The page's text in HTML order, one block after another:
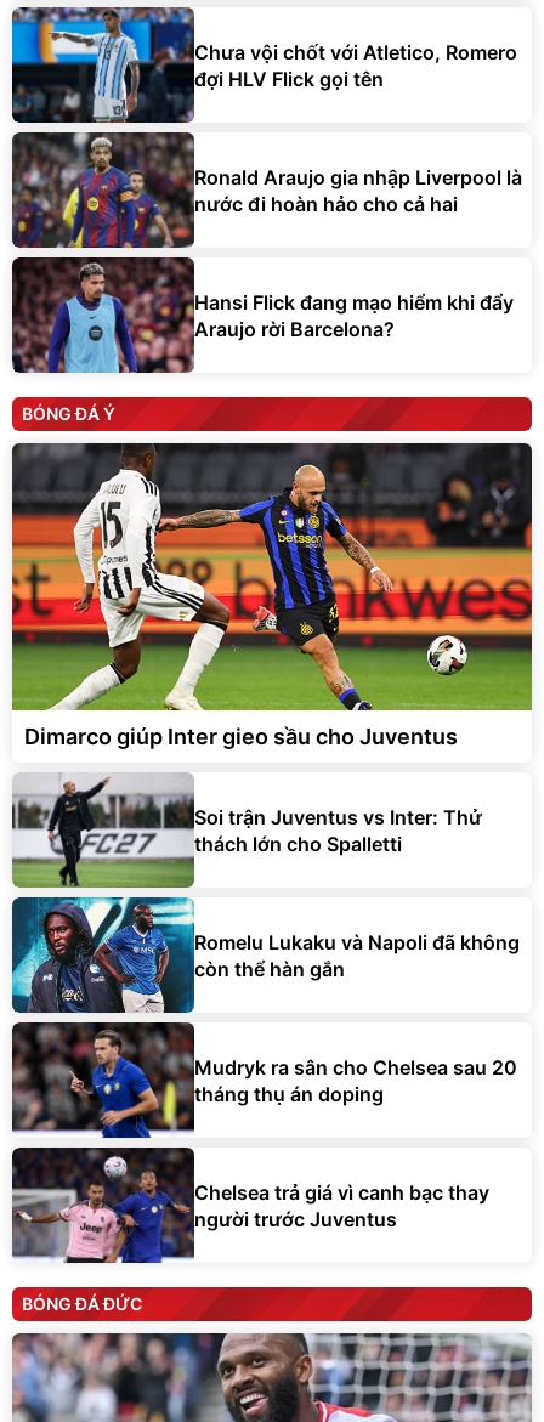
Chưa vội chốt với Atletico, Romero
đợi HLV Flick gọi tên
Ronald Araujo gia nhập Liverpool là
nước đi hoàn hảo cho cả hai
Hansi Flick đang mạo hiểm khi đẩy
Araujo rời Barcelona?
BÓNG ĐÁ Ý
Dimarco giúp Inter gieo sầu cho Juventus
Soi trận Juventus vs Inter: Thử
thách lớn cho Spalletti
Romelu Lukaku và Napoli đã không
còn thể hàn gắn
Mudryk ra sân cho Chelsea sau 20
tháng thụ án doping
Chelsea trả giá vì canh bạc thay
người trước Juventus
BÓNG ĐÁ ĐỨC